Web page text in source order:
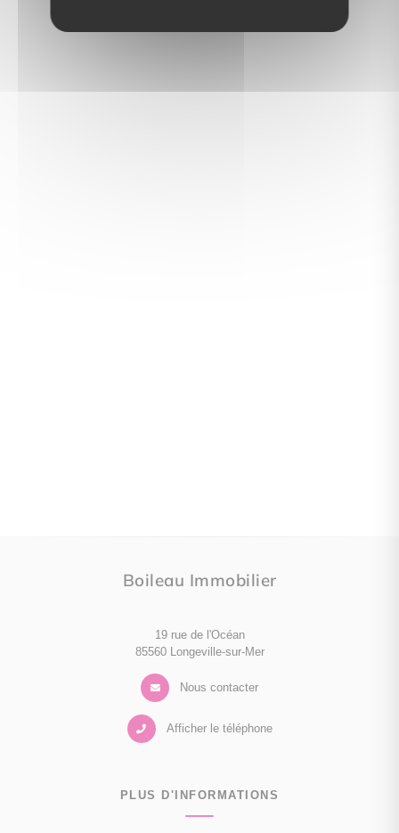
Boileau Immobilier
19 rue de l'Océan
85560 Longeville-sur-Mer
Nous contacter
Afficher le téléphone
PLUS D'INFORMATIONS